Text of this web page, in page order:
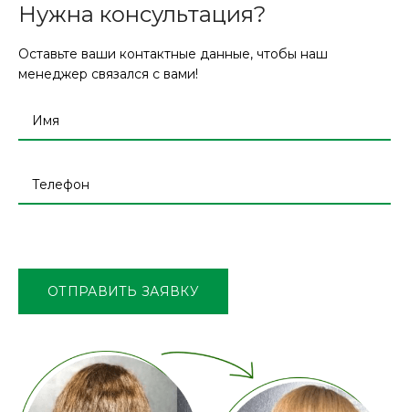
Нужна консультация?
Оставьте ваши контактные данные, чтобы наш
менеджер связался с вами!
поле
пустым.
ОТПРАВИТЬ ЗАЯВКУ